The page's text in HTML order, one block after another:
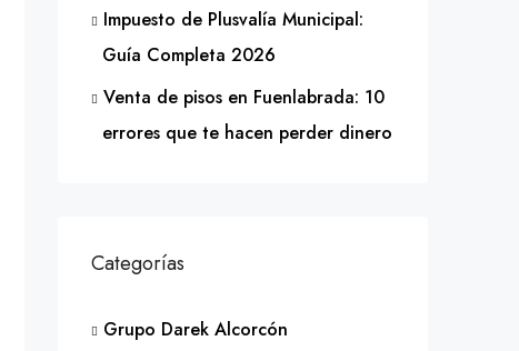
Impuesto de Plusvalía Municipal:
Guía Completa 2026
Venta de pisos en Fuenlabrada: 10
errores que te hacen perder dinero
Categorías
Grupo Darek Alcorcón